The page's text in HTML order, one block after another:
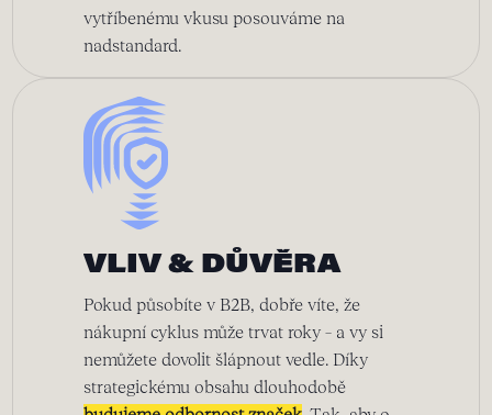
vytříbenému vkusu posouváme na
nadstandard.
VLIV & DŮVĚRA
Pokud působíte v B2B, dobře víte, že
nákupní cyklus může trvat roky – a vy si
nemůžete dovolit šlápnout vedle. Díky
strategickému obsahu dlouhodobě